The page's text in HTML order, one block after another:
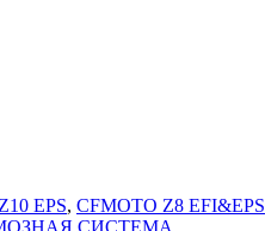
EPS, CFMOTO Z8 EFI&EPS
СИСТЕМА